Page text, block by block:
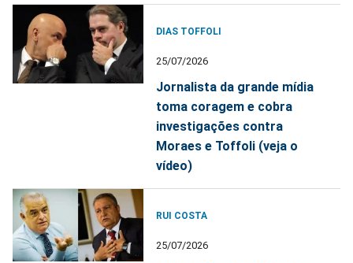
DIAS TOFFOLI
25/07/2026
Jornalista da grande mídia
toma coragem e cobra
investigações contra
Moraes e Toffoli (veja o
vídeo)
RUI COSTA
25/07/2026